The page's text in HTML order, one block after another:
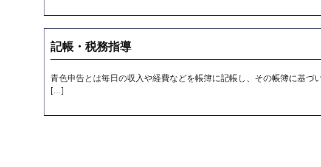
記帳・税務指導
青色申告とは毎日の収入や経費などを帳簿に記帳し、その帳簿に基づ
[…]